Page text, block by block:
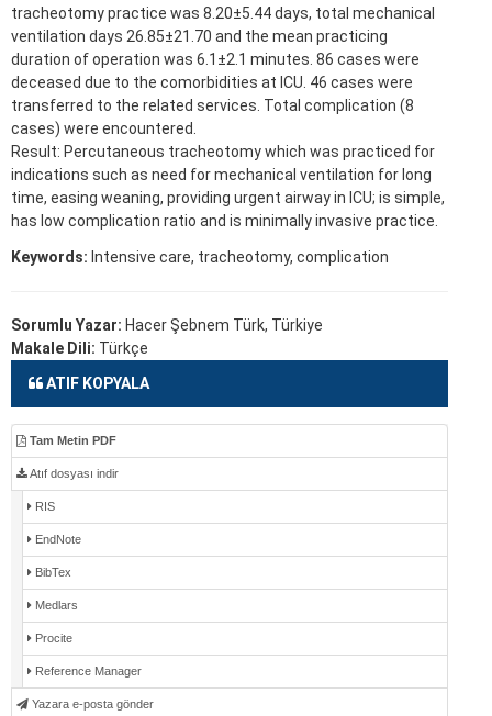
tracheotomy practice was 8.20±5.44 days, total mechanical
ventilation days 26.85±21.70 and the mean practicing
duration of operation was 6.1±2.1 minutes. 86 cases were
deceased due to the comorbidities at ICU. 46 cases were
transferred to the related services. Total complication (8
cases) were encountered.
Result: Percutaneous tracheotomy which was practiced for
indications such as need for mechanical ventilation for long
time, easing weaning, providing urgent airway in ICU; is simple,
has low complication ratio and is minimally invasive practice.
Keywords: Intensive care, tracheotomy, complication
Sorumlu Yazar: Hacer Şebnem Türk, Türkiye
Makale Dili: Türkçe
ATIF KOPYALA
Tam Metin PDF
Atıf dosyası indir
RIS
EndNote
BibTex
Medlars
Procite
Reference Manager
Yazara e-posta gönder